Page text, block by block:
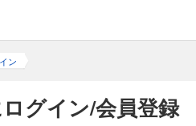
ン
グイン/会員登録